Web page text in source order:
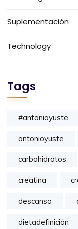
Suplementación
Technology
Tags
#antonioyuste
antonioyuste
carbohidratos
creatina
descanso
dietadefinición